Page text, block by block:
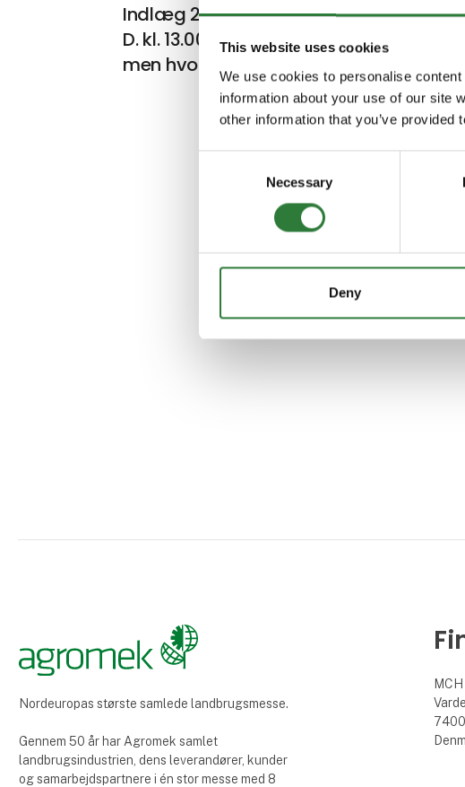
This website uses cookies
We use cookies to personalise
information about your use of our site
other information that you’ve
Necessary
Deny
Indlæg 29.11,Hovedscenen Hal
D. kl. 13.00 - 1 millard træer -
men hvordan?
Nordeuropas største samlede landbrugsmesse.
Gennem 50 år har Agromek samlet
landbrugsindustrien, dens leverandører, kunder
og samarbejdspartnere i én stor messe med 8